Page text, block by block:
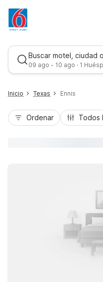
Buscar motel, ciudad
09 ago - 10 ago · 1
Inicio Texas Ennis
Ordenar Todos